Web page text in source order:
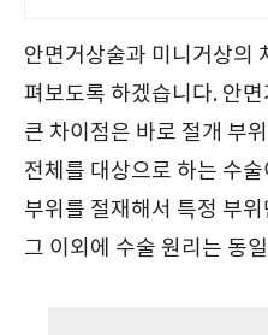
안면거상술과 미니거상의
펴보도록 하겠습니다. 안
큰 차이점은 바로 절개 부
전체를 대상으로 하는 수
부위를 절재해서 특정 부
그 이외에 수술 원리는 동